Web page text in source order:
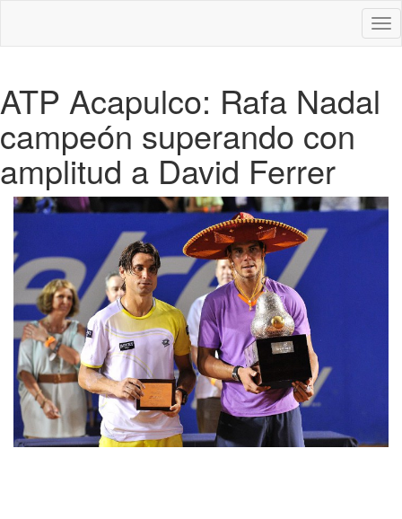
ATP Acapulco: Rafa Nadal
campeón superando con
amplitud a David Ferrer